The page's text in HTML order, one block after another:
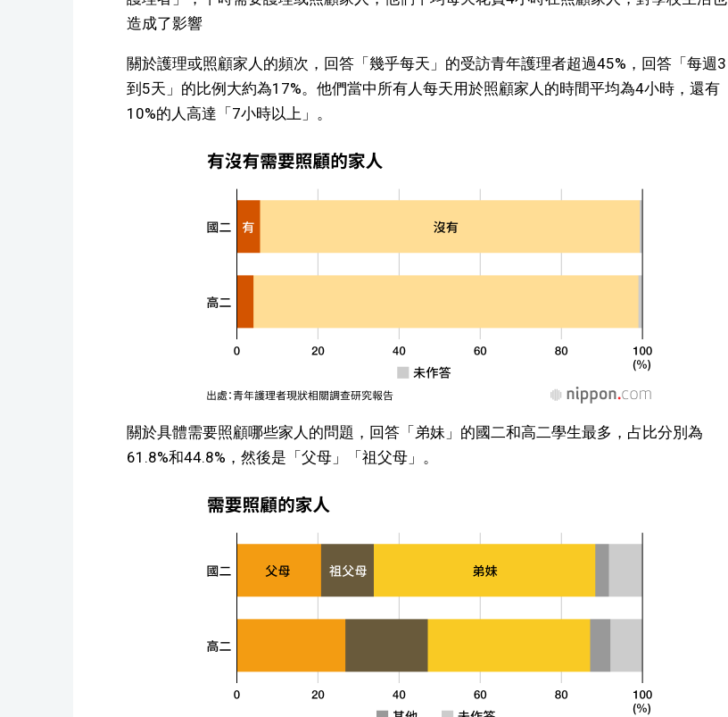
造成了影響
關於護理或照顧家人的頻次，回答「幾乎每天」的受訪青年護理者超過45%，回答「每週3
到5天」的比例大約為17%。他們當中所有人每天用於照顧家人的時間平均為4小時，還有
10%的人高達「7小時以上」。
關於具體需要照顧哪些家人的問題，回答「弟妹」的國二和高二學生最多，占比分別為
61.8%和44.8%，然後是「父母」「祖父母」。